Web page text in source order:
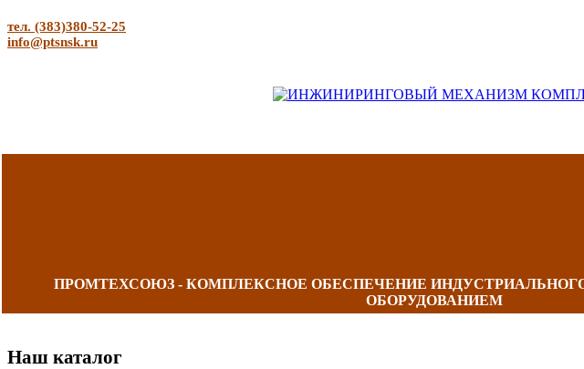
тел. (383)380-52-25
info@ptsnsk.ru
ПРОМТЕХСОЮЗ - КОМПЛЕКСНОЕ ОБЕСПЕЧЕНИЕ
ОБОРУДОВАНИЕМ
Наш каталог